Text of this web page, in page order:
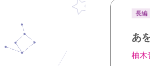
長編
あ
柚木